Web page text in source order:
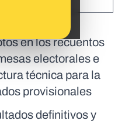
en los recuentos
electorales e
técnica para la
provisionales
definitivos y